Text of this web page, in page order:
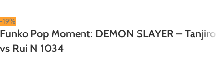
-19%
Funko Pop Moment: DEMON SLAYER – Tanjiro
vs Rui N 1034